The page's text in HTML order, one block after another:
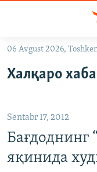
Асосий
навигацияга
Қидиришга
ўтинг
OZODVIDEO
На русском
ИЖТИМОИЙ ТАРМОҚЛАР
06 Avgust 2026,
Халқаро
Sentabr 17, 2012
Бағдоднинг
яқинида